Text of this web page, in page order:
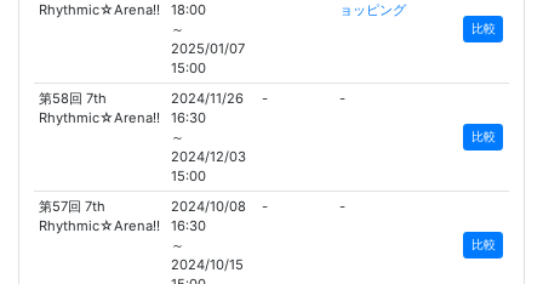
Rhythmic☆Arena!!
18:00
～
2025/01/07
15:00
ョッピング
比較
第58回 7th
Rhythmic☆Arena!!
2024/11/26
16:30
～
2024/12/03
15:00
- -
比較
第57回 7th
Rhythmic☆Arena!!
2024/10/08
16:30
～
2024/10/15
- -
比較